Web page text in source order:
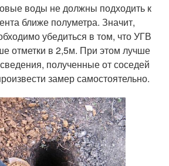
воды не должны подходить к
ближе полуметра. Значит,
убедиться в том, что УГВ
отметки в 2,5м. При этом лучше
полученные от соседей
замер самостоятельно.